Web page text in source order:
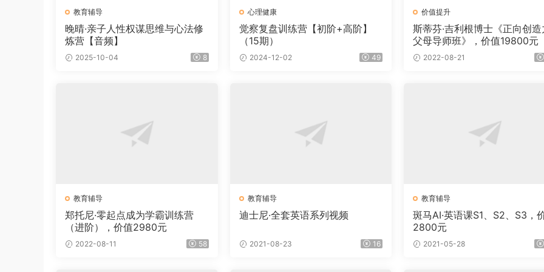
教育辅导
晚晴·亲子人性权谋思维与心法修
炼营【音频】
2025-10-04 8
心理健康
觉察复盘训练营【初阶+高阶】
（15期）
2024-12-02 49
价值提升
斯蒂芬·吉利根博士《正向创造
父母导师班》，价值19800元
2022-08-21
教育辅导
郑托尼·零起点成为学霸训练营
（进阶），价值2980元
2022-08-11 58
教育辅导
迪士尼·全套英语系列视频
2021-08-23 16
教育辅导
斑马AI·英语课S1、S2、S3，
2800元
2021-05-28